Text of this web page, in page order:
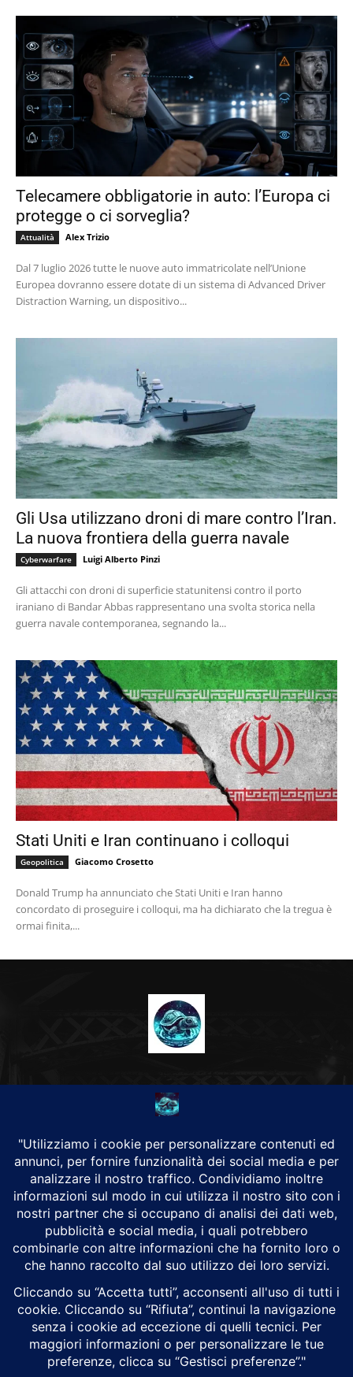
Telecamere obbligatorie in auto: l’Europa ci
protegge o ci sorveglia?
Attualità Alex Trizio
Dal 7 luglio 2026 tutte le nuove auto immatricolate nell’Unione
Europea dovranno essere dotate di un sistema di Advanced Driver
Distraction Warning, un dispositivo...
Gli Usa utilizzano droni di mare contro l’Iran.
La nuova frontiera della guerra navale
Cyberwarfare Luigi Alberto Pinzi
Gli attacchi con droni di superficie statunitensi contro il porto
iraniano di Bandar Abbas rappresentano una svolta storica nella
guerra navale contemporanea, segnando la...
Stati Uniti e Iran continuano i colloqui
Geopolitica Giacomo Crosetto
Donald Trump ha annunciato che Stati Uniti e Iran hanno
concordato di proseguire i colloqui, ma ha dichiarato che la tregua è
ormai finita,...
CHI SIAMO
Alground Geopolitica e Cyberwarfare.
Da una idea di Brunilde Trizio
Alground fa parte del Gruppo Trizio
SEGUICI